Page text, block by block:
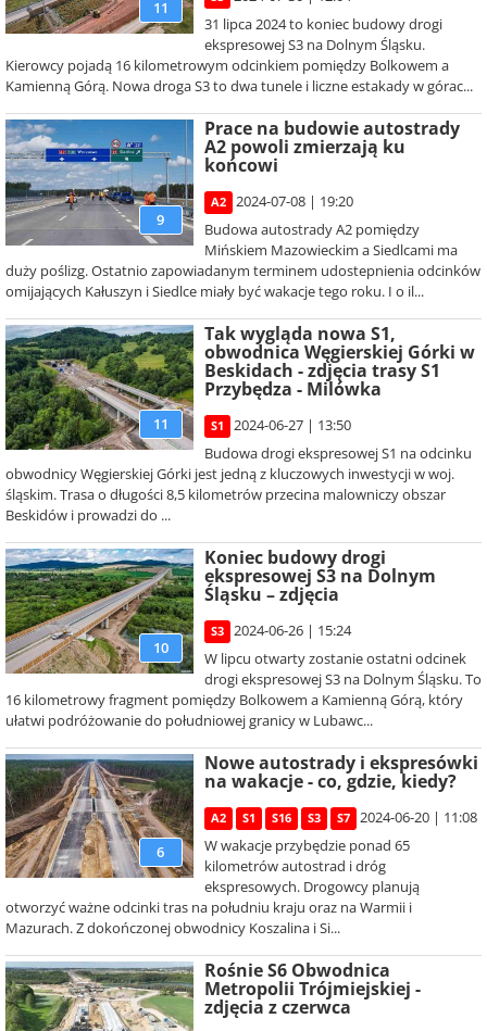
11
31 lipca 2024 to koniec budowy drogi
ekspresowej S3 na Dolnym Śląsku.
Kierowcy pojadą 16 kilometrowym odcinkiem pomiędzy Bolkowem a
Kamienną Górą. Nowa droga S3 to dwa tunele i liczne estakady w górac...
9
Prace na budowie autostrady
A2 powoli zmierzają ku
końcowi
A2
2024-07-08 | 19:20
Budowa autostrady A2 pomiędzy
Mińskiem Mazowieckim a Siedlcami ma
duży poślizg. Ostatnio zapowiadanym terminem udostepnienia odcinków
omijających Kałuszyn i Siedlce miały być wakacje tego roku. I o il...
11
Tak wygląda nowa S1,
obwodnica Węgierskiej Górki w
Beskidach - zdjęcia trasy S1
Przybędza - Milówka
S1
2024-06-27 | 13:50
Budowa drogi ekspresowej S1 na odcinku
obwodnicy Węgierskiej Górki jest jedną z kluczowych inwestycji w woj.
śląskim. Trasa o długości 8,5 kilometrów przecina malowniczy obszar
Beskidów i prowadzi do ...
10
Koniec budowy drogi
ekspresowej S3 na Dolnym
Śląsku – zdjęcia
S3
2024-06-26 | 15:24
W lipcu otwarty zostanie ostatni odcinek
drogi ekspresowej S3 na Dolnym Śląsku. To
16 kilometrowy fragment pomiędzy Bolkowem a Kamienną Górą, który
ułatwi podróżowanie do południowej granicy w Lubawc...
6
Nowe autostrady i ekspresówki
na wakacje - co, gdzie, kiedy?
A2 S1 S16 S3 S7
2024-06-20 | 11:08
W wakacje przybędzie ponad 65
kilometrów autostrad i dróg
ekspresowych. Drogowcy planują
otworzyć ważne odcinki tras na południu kraju oraz na Warmii i
Mazurach. Z dokończonej obwodnicy Koszalina i Si...
Rośnie S6 Obwodnica
Metropolii Trójmiejskiej -
zdjęcia z czerwca